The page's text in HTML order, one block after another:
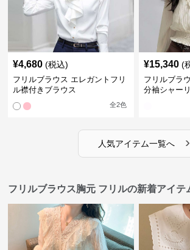
¥4,680 (税込)
フリルブラウス エレガントフリ
ル襟付きブラウス
全2色
¥15,340 (
フリルブラ
分袖シャー
人気アイテム一覧へ ›
フリルブラウス胸元 フリルの新着アイテ